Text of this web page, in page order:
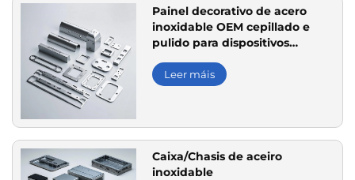
Painel decorativo de acero
inoxidable OEM cepillado e
pulido para dispositivos
mobles
Leer máis
Caixa/Chasis de aceiro
inoxidable